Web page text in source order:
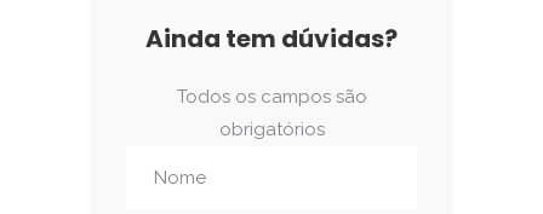
Ainda tem dúvidas?
Todos os campos são
obrigatórios